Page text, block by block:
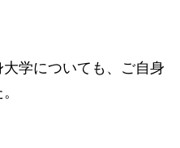
学についても、ご自身